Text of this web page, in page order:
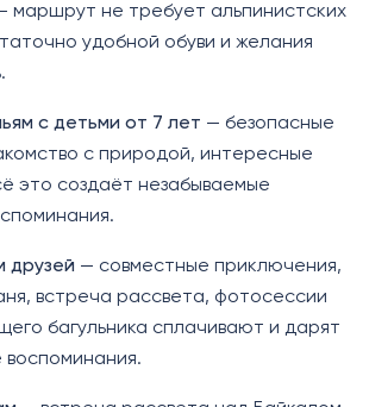
маршрут не требует альпинистских
удобной обуви и желания
с детьми от 7 лет — безопасные
с природой, интересные
это создаёт незабываемые
друзей — совместные приключения,
встреча рассвета, фотосессии
багульника сплачивают и дарят